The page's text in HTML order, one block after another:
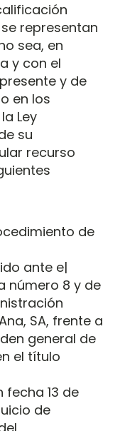
representan
sea, en
y con el
y de
en los
Ley
su
recurso
de
ante e|
número 8 y de
SA, frente a
general de
el título
13 de
de